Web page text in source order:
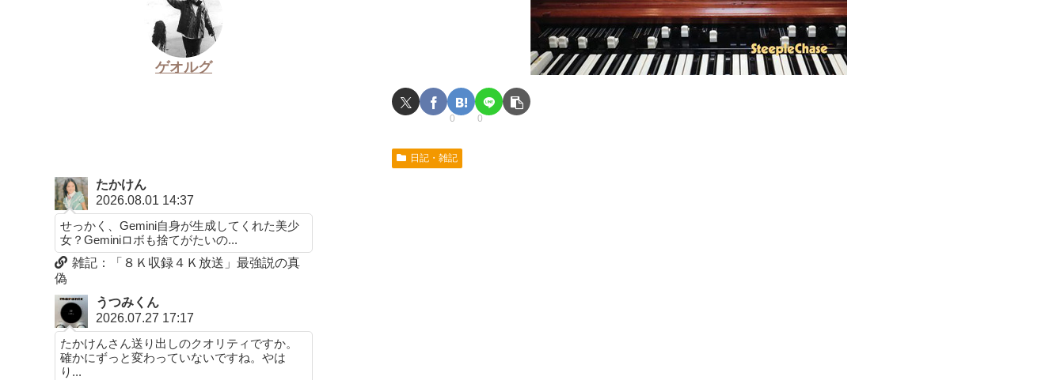
0 0
日記・雑記
ゲオルグ
たかけん
2026.08.01 14:37
せっかく、Gemini自身が生成してくれた美少
女？Geminiロボも捨てがたいの...
雑記：「８Ｋ収録４Ｋ放送」最強説の真
偽
うつみくん
2026.07.27 17:17
たかけんさん送り出しのクオリティですか。
確かにずっと変わっていないですね。やは
り...